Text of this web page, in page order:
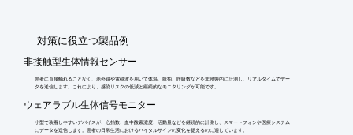
​対策に役立つ製品例
非接触型生体情報センサー
患者に直接触れることなく、赤外線や電磁波を用いて体温、脈拍、呼吸数などを非侵襲的に計測し、リアルタイムでデー
タを送信します。これにより、感染リスクの低減と継続的なモニタリングが可能です。
ウェアラブル生体信号モニター
小型で装着しやすいデバイスが、心拍数、血中酸素濃度、活動量などを継続的に計測し、スマートフォンや医療システム
にデータを送信します。患者の日常生活におけるバイタルサインの変化を捉えるのに適しています。